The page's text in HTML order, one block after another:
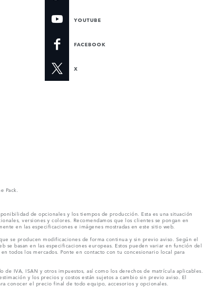
YOUTUBE
FACEBOOK
X
Pack.
de opcionales y los tiempos de producción. Esta es una situación
versiones y colores. Recomendamos que los clientes se pongan en
en las especificaciones e imágenes mostradas en este sitio web.
se producen modificaciones de forma continua y sin previo aviso. Según el
basan en las especificaciones europeas. Estos pueden variar en función del
todos los mercados. Ponte en contacto con tu concesionario local para
IVA, ISAN y otros impuestos, así como los derechos de matrícula aplicables.
y los precios y costos están sujetos a cambio sin previo aviso. El
conocer el precio final de todo equipo, accesorios y opcionales.